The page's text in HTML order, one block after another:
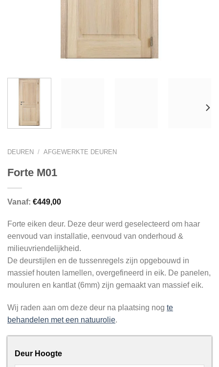
DEUREN / AFGEWERKTE DEUREN
Forte M01
Vanaf: €449,00
Forte eiken deur. Deze deur werd geselecteerd om haar
eenvoud van installatie, eenvoud van onderhoud &
milieuvriendelijkheid.
De deurstijlen en de tussenregels zijn opgebouwd in
massief houten lamellen, overgefineerd in eik. De panelen,
mouluren en kantlat (6mm) zijn gemaakt van massief eik.
Wij raden aan om deze deur na plaatsing nog te
behandelen met een natuurolie.
Deur Hoogte